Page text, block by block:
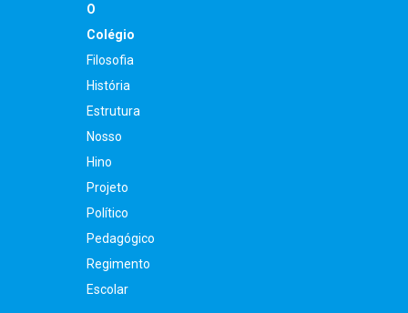
O
Colégio
Filosofia
História
Estrutura
Nosso
Hino
Projeto
Político
Pedagógico
Regimento
Escolar